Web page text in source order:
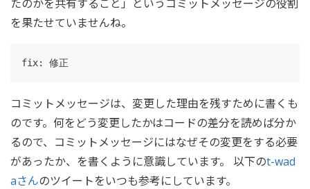
たのかを共有すること」というコミットメッセージの役割
を果たせていませんね。
コミットメッセージは、変更した理由を残すために書くも
のです。何をどう変更したかはコードの差分を読めば分か
るので、コミットメッセージにはなぜその変更をする必要
があったか、を書くように意識しています。 以下のt-wad
aさんのツイートをいつも参考にしています。